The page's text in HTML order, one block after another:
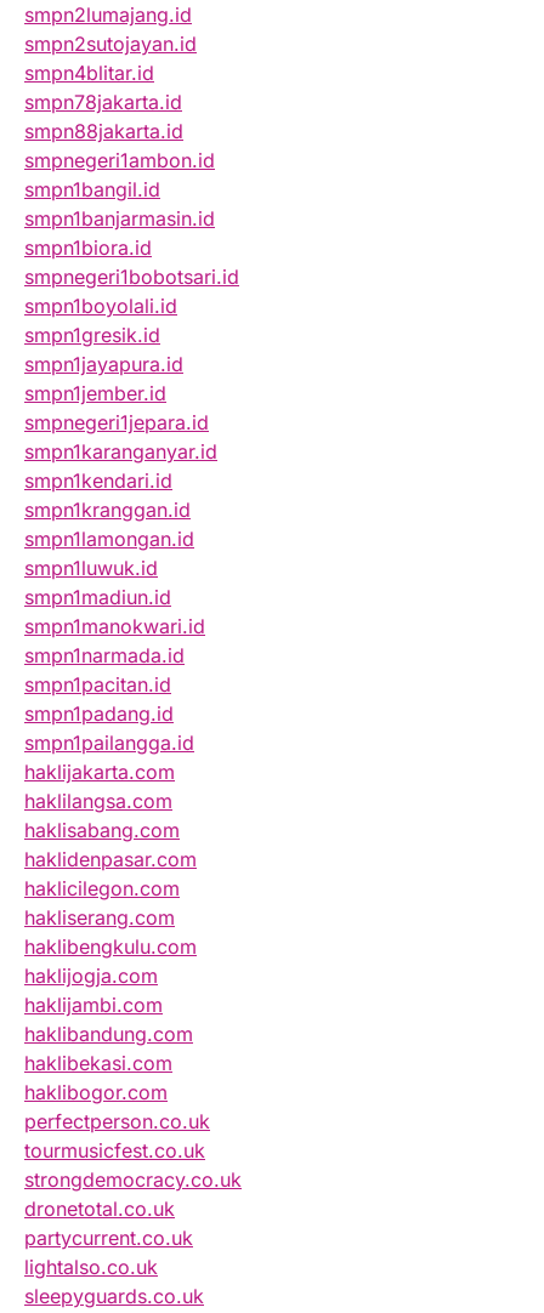
smpn2lumajang.id
smpn2sutojayan.id
smpn4blitar.id
smpn78jakarta.id
smpn88jakarta.id
smpnegeri1ambon.id
smpn1bangil.id
smpn1banjarmasin.id
smpn1biora.id
smpnegeri1bobotsari.id
smpn1boyolali.id
smpn1gresik.id
smpn1jayapura.id
smpn1jember.id
smpnegeri1jepara.id
smpn1karanganyar.id
smpn1kendari.id
smpn1kranggan.id
smpn1lamongan.id
smpn1luwuk.id
smpn1madiun.id
smpn1manokwari.id
smpn1narmada.id
smpn1pacitan.id
smpn1padang.id
smpn1pailangga.id
haklijakarta.com
haklilangsa.com
haklisabang.com
haklidenpasar.com
haklicilegon.com
hakliserang.com
haklibengkulu.com
haklijogja.com
haklijambi.com
haklibandung.com
haklibekasi.com
haklibogor.com
perfectperson.co.uk
tourmusicfest.co.uk
strongdemocracy.co.uk
dronetotal.co.uk
partycurrent.co.uk
lightalso.co.uk
sleepyguards.co.uk